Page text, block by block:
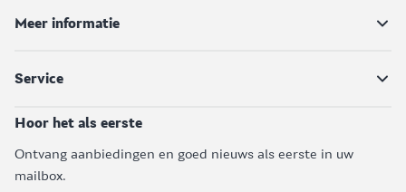
Meer informatie
Service
Hoor het als eerste
Ontvang aanbiedingen en goed nieuws als eerste in uw
mailbox.